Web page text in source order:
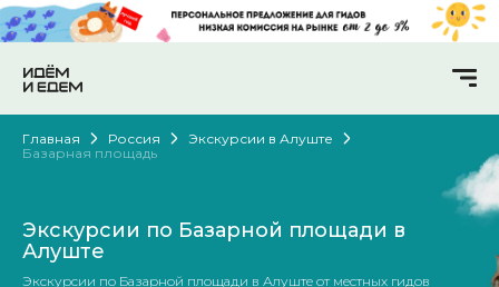
Главная Россия
Экскурсии в Алуште
Базарная площадь
Экскурсии по Базарной площади в
Алуште
Экскурсии по Базарной площади в Алуште от местных гидов